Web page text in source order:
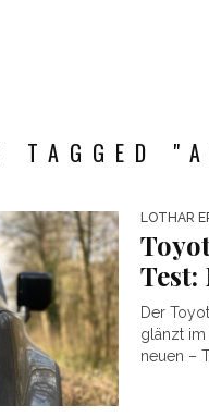
TAGGED
LOTHAR
Test:
Der
glänzt im
neuen –